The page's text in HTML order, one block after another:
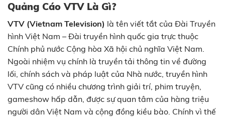
Quảng Cáo VTV Là Gì?
VTV (Vietnam Television) là tên viết tắt của Đài Truyền
hình Việt Nam – Đài truyền hình quốc gia trực thuộc
Chính phủ nước Cộng hòa Xã hội chủ nghĩa Việt Nam.
Ngoài nhiệm vụ chính là truyền tải thông tin về đường
lối, chính sách và pháp luật của Nhà nước, truyền hình
VTV cũng có nhiều chương trình giải trí, phim truyện,
gameshow hấp dẫn, được sự quan tâm của hàng triệu
người dân Việt Nam và cộng đồng kiều bào. Chính vì thế